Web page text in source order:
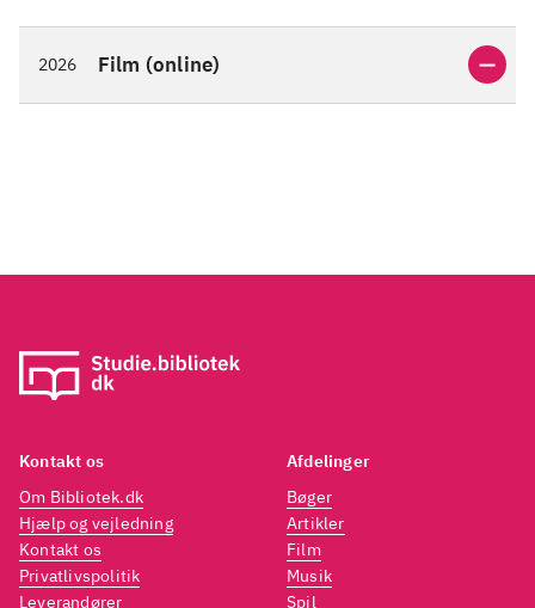
2026 Film (online)
Kontakt os
Om Bibliotek.dk
Hjælp og vejledning
Kontakt os
Privatlivspolitik
Leverandører
Afdelinger
Bøger
Artikler
Film
Musik
Spil